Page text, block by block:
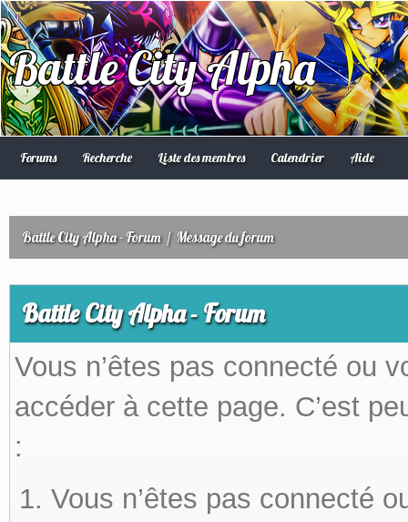
Battle City Alpha
Forums Recherche Liste des membres Calendrier Aide
Battle City Alpha - Forum / Message du forum
Battle City Alpha - Forum
Vous n’êtes pas connecté ou
accéder à cette page. C’est
:
Vous n’êtes pas connecté